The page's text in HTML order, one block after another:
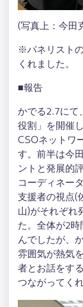
(写真上：今田
※パネリスト
くれました。
■報告
かでる2.7にて
役割」を開催
CSOネットワ
す。前半は今
ントと発展的
コーディネー
支援者の視点(
山)がそれぞれ
た。全体が2
んでしたが、
雰囲気が熱気
者とお話をす
つながってく